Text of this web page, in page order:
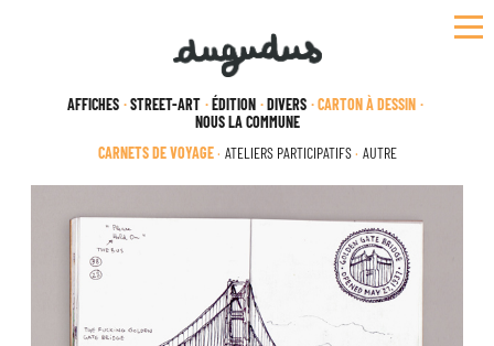
AFFICHES STREET-ART ÉDITION DIVERS CARTON À DESSIN
NOUS LA COMMUNE
CARNETS DE VOYAGE
ATELIERS PARTICIPATIFS AUTRE